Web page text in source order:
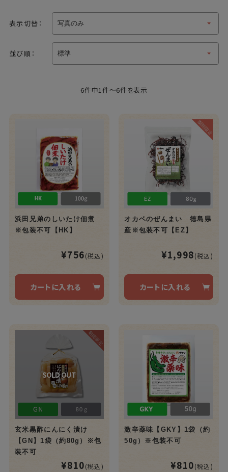
表示切替：
並び順：
6件中1件～6件を表示
浜田兄弟のしいたけ佃煮
※包装不可【HK】
¥756(税込)
カートに入れる
オカベのぜんまい 徳島県
産※包装不可【EZ】
¥1,998(税込)
カートに入れる
玄米黒酢にんにく漬け
【GN】1袋（約80g）※包
装不可
¥810(税込)
激辛薬味【GKY】1袋（約
50g）※包装不可
¥810(税込)